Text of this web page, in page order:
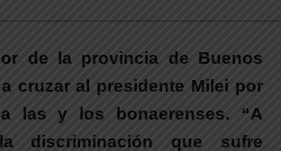
de la provincia de Buenos
cruzar al presidente Milei por
las y los bonaerenses. “A
discriminación que sufre